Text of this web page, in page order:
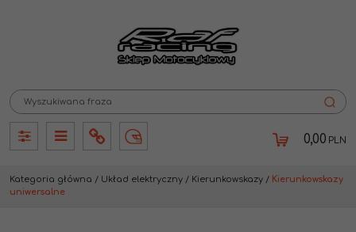
PanelPanelInfo Lang 0,00 PLN
Kategoria główna / Układ elektryczny / Kierunkowskazy / Kierunkowskazy
uniwersalne